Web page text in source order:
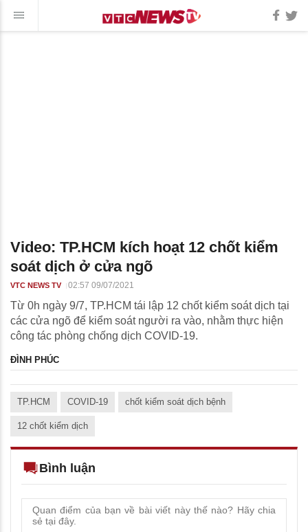
Video: TP.HCM kích hoạt 12 chốt kiểm
soát dịch ở cửa ngõ
VTC NEWS TV 02:57 09/07/2021
Từ 0h ngày 9/7, TP.HCM tái lập 12 chốt kiểm soát dịch tại
các cửa ngõ để kiểm soát người ra vào, nhằm thực hiện
công tác phòng chống dịch COVID-19.
ĐÌNH PHÚC
TP.HCM COVID-19 chốt kiểm soát dịch bệnh
12 chốt kiểm dịch
Bình luận